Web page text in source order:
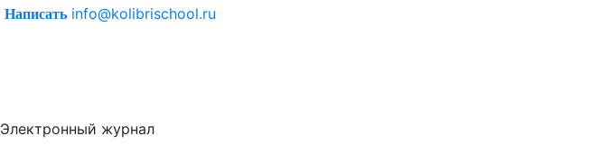
Написать info@kolibrischool.ru
Электронный журнал